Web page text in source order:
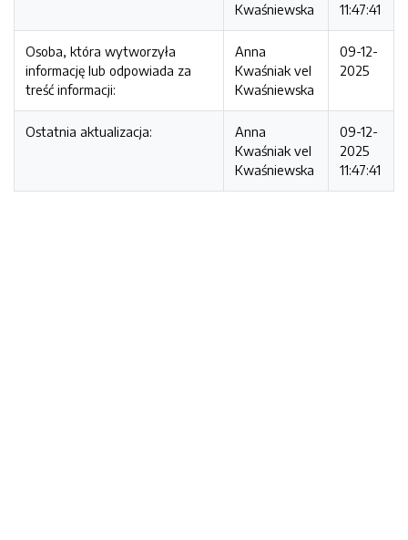
Kwaśniewska
11:47:41
Osoba, która wytworzyła
informację lub odpowiada za
treść informacji:
Anna
Kwaśniak vel
Kwaśniewska
09-12-
2025
Ostatnia aktualizacja:
Anna
Kwaśniak vel
Kwaśniewska
09-12-
2025
11:47:41